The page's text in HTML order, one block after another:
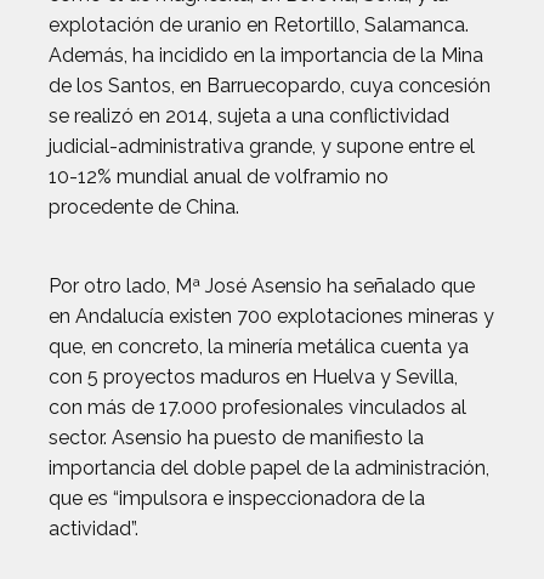
explotación de uranio en Retortillo, Salamanca.
Además, ha incidido en la importancia de la Mina
de los Santos, en Barruecopardo, cuya concesión
se realizó en 2014, sujeta a una conflictividad
judicial-administrativa grande, y supone entre el
10-12% mundial anual de volframio no
procedente de China.
Por otro lado, Mª José Asensio ha señalado que
en Andalucía existen 700 explotaciones mineras y
que, en concreto, la minería metálica cuenta ya
con 5 proyectos maduros en Huelva y Sevilla,
con más de 17.000 profesionales vinculados al
sector. Asensio ha puesto de manifiesto la
importancia del doble papel de la administración,
que es “impulsora e inspeccionadora de la
actividad”.